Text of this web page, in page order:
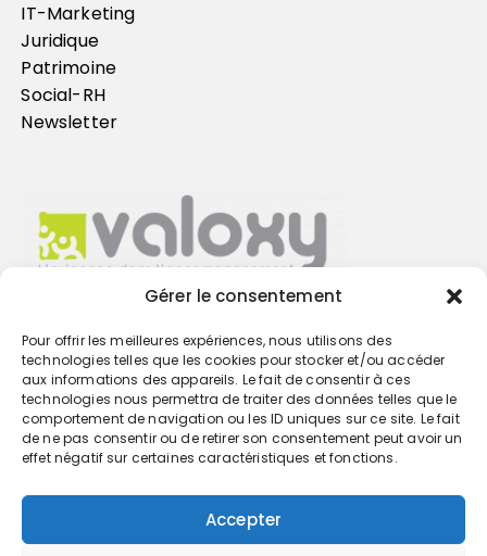
Gérer le consentement
Pour offrir les meilleures expériences, nous utilisons des
technologies telles que les cookies pour stocker et/ou accéder
aux informations des appareils. Le fait de consentir à ces
technologies nous permettra de traiter des données telles que le
comportement de navigation ou les ID uniques sur ce site. Le fait
de ne pas consentir ou de retirer son consentement peut avoir un
effet négatif sur certaines caractéristiques et fonctions.
Accepter
IT-Marketing
Juridique
Patrimoine
Social-RH
Newsletter
Trouvez votre cabinet
GO